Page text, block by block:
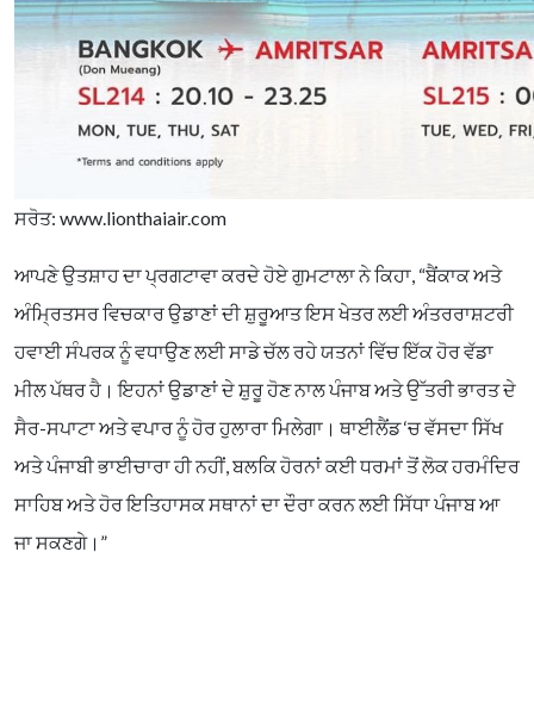
ਸਰੋਤ: www.lionthaiair.com
ਆਪਣੇ ਉਤਸ਼ਾਹ ਦਾ ਪ੍ਰਗਟਾਵਾ ਕਰਦੇ ਹੋਏ ਗੁਮਟਾਲਾ ਨੇ ਕਿਹਾ, “ਬੈਂਕਾਕ ਅਤੇ
ਅੰਮ੍ਰਿਤਸਰ ਵਿਚਕਾਰ ਉਡਾਣਾਂ ਦੀ ਸ਼ੁਰੂਆਤ ਇਸ ਖੇਤਰ ਲਈ ਅੰਤਰਰਾਸ਼ਟਰੀ
ਹਵਾਈ ਸੰਪਰਕ ਨੂੰ ਵਧਾਉਣ ਲਈ ਸਾਡੇ ਚੱਲ ਰਹੇ ਯਤਨਾਂ ਵਿੱਚ ਇੱਕ ਹੋਰ ਵੱਡਾ
ਮੀਲ ਪੱਥਰ ਹੈ। ਇਹਨਾਂ ਉਡਾਣਾਂ ਦੇ ਸ਼ੁਰੂ ਹੋਣ ਨਾਲ ਪੰਜਾਬ ਅਤੇ ਉੱਤਰੀ ਭਾਰਤ ਦੇ
ਸੈਰ-ਸਪਾਟਾ ਅਤੇ ਵਪਾਰ ਨੂੰ ਹੋਰ ਹੁਲਾਰਾ ਮਿਲੇਗਾ। ਥਾਈਲੈਂਡ ‘ਚ ਵੱਸਦਾ ਸਿੱਖ
ਅਤੇ ਪੰਜਾਬੀ ਭਾਈਚਾਰਾ ਹੀ ਨਹੀਂ, ਬਲਕਿ ਹੋਰਨਾਂ ਕਈ ਧਰਮਾਂ ਤੋਂ ਲੋਕ ਹਰਮੰਦਿਰ
ਸਾਹਿਬ ਅਤੇ ਹੋਰ ਇਤਿਹਾਸਕ ਸਥਾਨਾਂ ਦਾ ਦੌਰਾ ਕਰਨ ਲਈ ਸਿੱਧਾ ਪੰਜਾਬ ਆ
ਜਾ ਸਕਣਗੇ।”